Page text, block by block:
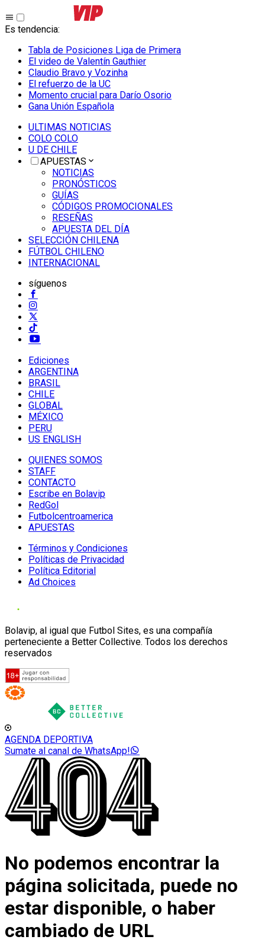
Es tendencia:
Tabla de Posiciones Liga de Primera
El video de Valentín Gauthier
Claudio Bravo y Vozinha
El refuerzo de la UC
Momento crucial para Darío Osorio
Gana Unión Española
ULTIMAS NOTICIAS
COLO COLO
U DE CHILE
APUESTAS
NOTICIAS
PRONÓSTICOS
GUÍAS
CÓDIGOS PROMOCIONALES
RESEÑAS
APUESTA DEL DÍA
SELECCIÓN CHILENA
FÚTBOL CHILENO
INTERNACIONAL
síguenos
Ediciones
ARGENTINA
BRASIL
CHILE
GLOBAL
MÉXICO
PERU
US ENGLISH
QUIENES SOMOS
STAFF
CONTACTO
Escribe en Bolavip
RedGol
Futbolcentroamerica
APUESTAS
Términos y Condiciones
Políticas de Privacidad
Política Editorial
Ad Choices
Bolavip, al igual que Futbol Sites, es una compañía
perteneciente a Better Collective. Todos los derechos
reservados
AGENDA DEPORTIVA
Sumate al canal de WhatsApp!
No podemos encontrar la
página solicitada, puede no
estar disponible, o haber
cambiado de URL